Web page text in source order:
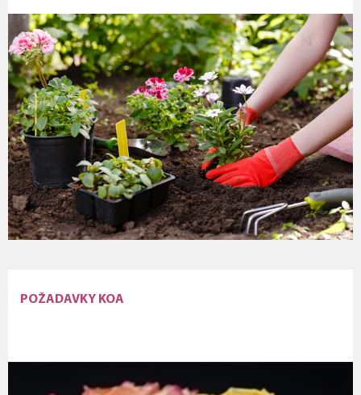
POŽADAVKY KOA